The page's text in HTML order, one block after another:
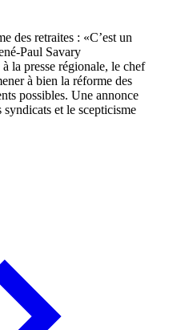
la presse régionale, le chef
à bien la réforme des
possibles. Une annonce
et le scepticisme